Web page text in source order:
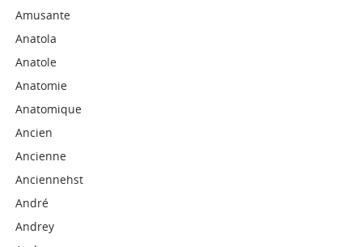
Amusante
Anatola
Anatole
Anatomie
Anatomique
Ancien
Ancienne
Anciennehst
André
Andrey